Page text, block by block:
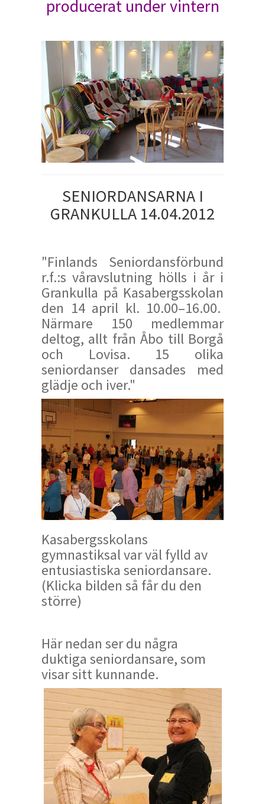
producerat under vintern
SENIORDANSARNA I
GRANKULLA 14.04.2012
"Finlands Seniordansförbund
r.f.:s våravslutning hölls i år i
Grankulla på Kasabergsskolan
den 14 april kl. 10.00–16.00.
Närmare 150 medlemmar
deltog, allt från Åbo till Borgå
och Lovisa. 15 olika
seniordanser dansades med
glädje och iver."
Kasabergsskolans
gymnastiksal var väl fylld av
entusiastiska seniordansare.
(Klicka bilden så får du den
större)
Här nedan ser du några
duktiga seniordansare, som
visar sitt kunnande.